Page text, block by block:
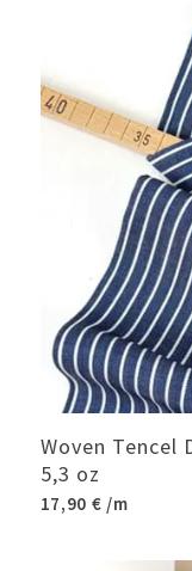
Woven Tencel
5,3 oz
17,90 € /m